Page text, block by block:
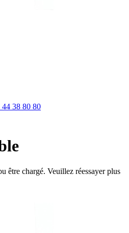
44 38 80 80
être chargé. Veuillez réessayer plus